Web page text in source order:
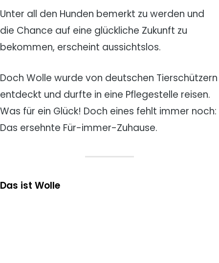
Unter all den Hunden bemerkt zu werden und
die Chance auf eine glückliche Zukunft zu
bekommen, erscheint aussichtslos.
Doch Wolle wurde von deutschen Tierschützern
entdeckt und durfte in eine Pflegestelle reisen.
Was für ein Glück! Doch eines fehlt immer noch:
Das ersehnte Für-immer-Zuhause.
Das ist Wolle